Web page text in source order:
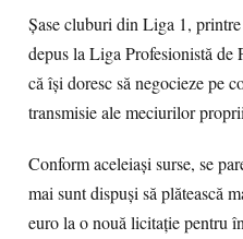
Şase cluburi din Liga 1,
depus la Liga Profesionistă
că îşi doresc să negocieze pe
transmisie ale meciurilor
Conform aceleiaşi surse, se
mai sunt dispuşi să plătească
euro la o nouă licitaţie pentru